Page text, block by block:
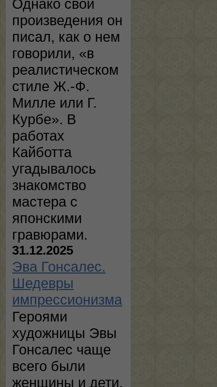
Однако свои
произведения он
писал, как о нем
говорили, «в
реалистическом
стиле Ж.-Ф.
Милле или Г.
Курбе». В
работах
Кайботта
угадывалось
знакомство
мастера с
японскими
гравюрами.
31.12.2025
Эва Гонсалес.
Шедевры
импрессионизма
Героями
художницы Эвы
Гонсалес чаще
всего были
женщины и дети.